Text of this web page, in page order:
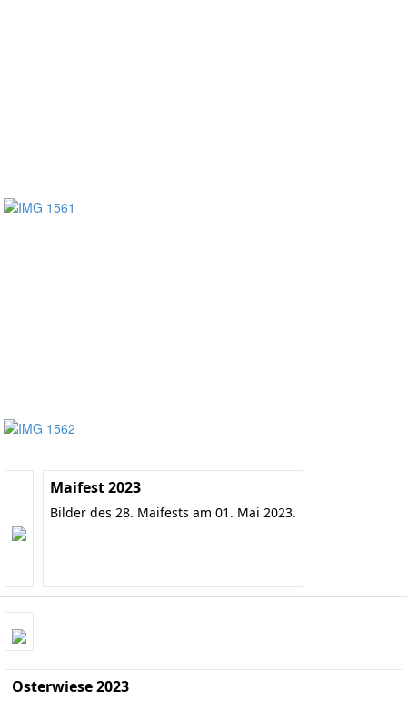
Maifest 2023
Bilder des 28. Maifests am 01. Mai 2023.
Osterwiese 2023